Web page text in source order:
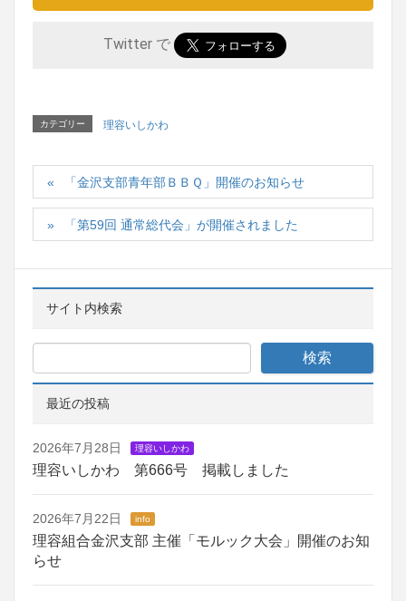
Twitter で
カテゴリー 理容いしかわ
「金沢支部青年部ＢＢＱ」開催のお知らせ
「第59回 通常総代会」が開催されました
サイト内検索
最近の投稿
2026年7月28日 理容いしかわ
理容いしかわ 第666号 掲載しました
2026年7月22日 info
理容組合金沢支部 主催「モルック大会」開催のお知
らせ